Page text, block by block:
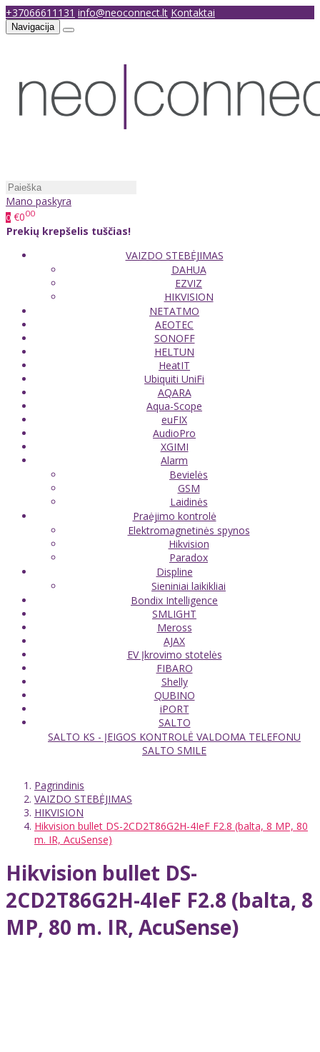
+37066611131 info@neoconnect.lt Kontaktai
Navigacija
Mano paskyra
0 €000
Prekių krepšelis tuščias!
VAIZDO STEBĖJIMAS
DAHUA
EZVIZ
HIKVISION
NETATMO
AEOTEC
SONOFF
HELTUN
HeatIT
Ubiquiti UniFi
AQARA
Aqua-Scope
euFIX
AudioPro
XGIMI
Alarm
Bevielės
GSM
Laidinės
Praėjimo kontrolė
Elektromagnetinės spynos
Hikvision
Paradox
Displine
Sieniniai laikikliai
Bondix Intelligence
SMLIGHT
Meross
AJAX
EV Įkrovimo stotelės
FIBARO
Shelly
QUBINO
iPORT
SALTO
SALTO KS - ĮEIGOS KONTROLĖ VALDOMA TELEFONU
SALTO SMILE
Pagrindinis
VAIZDO STEBĖJIMAS
HIKVISION
Hikvision bullet DS-2CD2T86G2H-4IeF F2.8 (balta, 8 MP, 80
m. IR, AcuSense)
Hikvision bullet DS-
2CD2T86G2H-4IeF F2.8 (balta, 8
MP, 80 m. IR, AcuSense)